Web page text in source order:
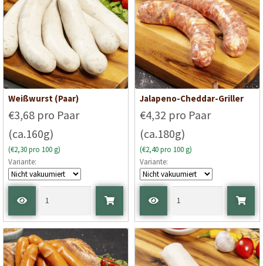
Weißwurst (Paar)
€3,68 pro Paar
(ca.160g)
(€2,30 pro 100 g)
Variante:
Jalapeno-Cheddar-Griller
€4,32 pro Paar
(ca.180g)
(€2,40 pro 100 g)
Variante: